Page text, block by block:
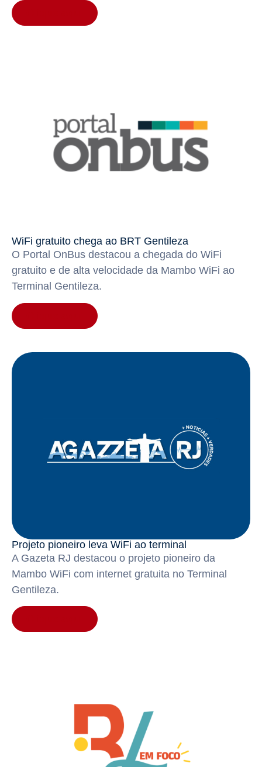
WiFi gratuito chega ao BRT Gentileza
O Portal OnBus destacou a chegada do WiFi
gratuito e de alta velocidade da Mambo WiFi ao
Terminal Gentileza.
Projeto pioneiro leva WiFi ao terminal
A Gazeta RJ destacou o projeto pioneiro da
Mambo WiFi com internet gratuita no Terminal
Gentileza.